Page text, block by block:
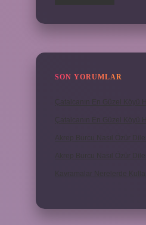
SON YORUMLAR
Çatalcanın En Güzel Köyü
Akrep Burcu Nasıl Özür Diler
Akrep Burcu Nasıl Özür Diler